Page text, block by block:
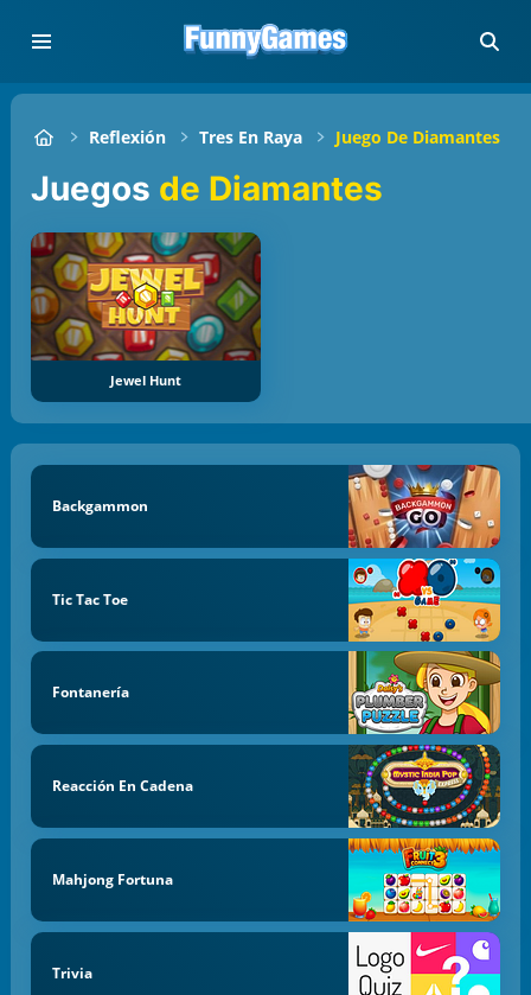
Reflexión Tres En Raya Juego De Diamantes
Juegos de Diamantes
Jewel Hunt
Backgammon
Tic Tac Toe
Fontanería
Reacción En Cadena
Mahjong Fortuna
Trivia